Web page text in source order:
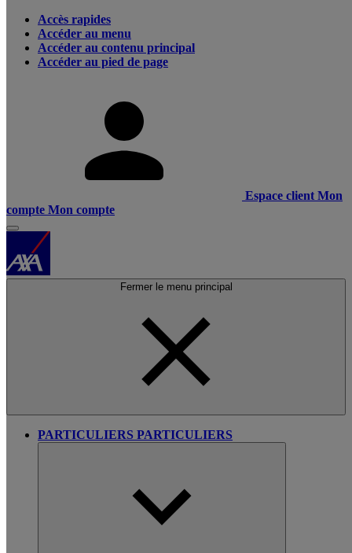
Accès rapides
Accéder au menu
Accéder au contenu principal
Accéder au pied de page
Espace client Mon
compte Mon compte
Fermer le menu principal
PARTICULIERS PARTICULIERS